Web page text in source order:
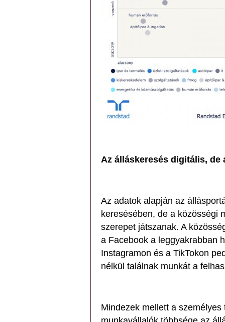
Az álláskeresés digitális, de
Az adatok alapján az
keresésében, de a közösségi
szerepet játszanak. A
a Facebook a leggyakrabban
Instagramon és a TikTokon
nélkül találnak munkát a
Mindezek mellett a